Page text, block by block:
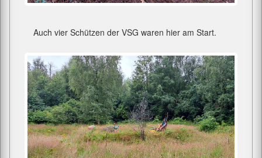
Auch vier Schützen der VSG waren hier am Start.